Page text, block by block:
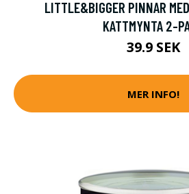
LITTLE&BIGGER PINNAR
KATTMYNTA 2-
39.9 SEK
MER INFO!